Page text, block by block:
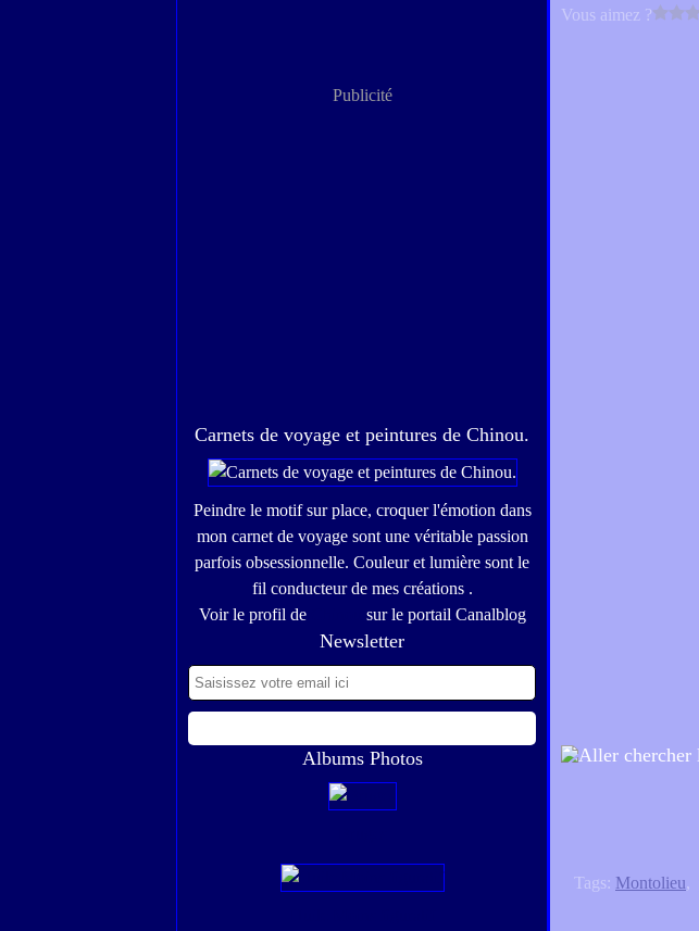
Publicité
Carnets de voyage et peintures de Chinou.
Peindre le motif sur place, croquer l'émotion dans
mon carnet de voyage sont une véritable passion
parfois obsessionnelle. Couleur et lumière sont le
fil conducteur de mes créations .
Voir le profil de
sur le portail Canalblog
Newsletter
Albums Photos
Vous aimez ?
Tags: Montolieu,